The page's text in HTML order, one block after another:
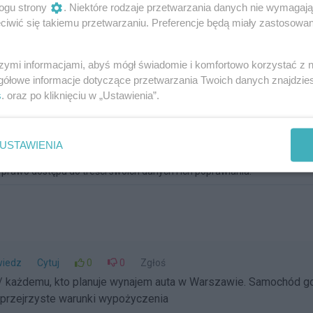
gazetazoliborza.pl . PKM Żoli Media Mateusz Durik z
z korzystaniem z serwisu. Zgodnie z art. 24 ust. 1 pkt 3 i 4 ustawy
dostępu do treści swoich danych i ich poprawiania.
Cytuj 0 0 Zgłoś
kto planuje wynajem auta w Warszawie. Samochód
warunki wypożyczenia
strony
. Niektóre rodzaje przetwarzania danych nie
się takiemu przetwarzaniu. Preferencje będą miały
informacjami, abyś mógł świadomie i komfortowo korzystać z
informacje dotyczące przetwarzania Twoich danych
. oraz po kliknięciu w „Ustawienia”.
USTAWIENIA